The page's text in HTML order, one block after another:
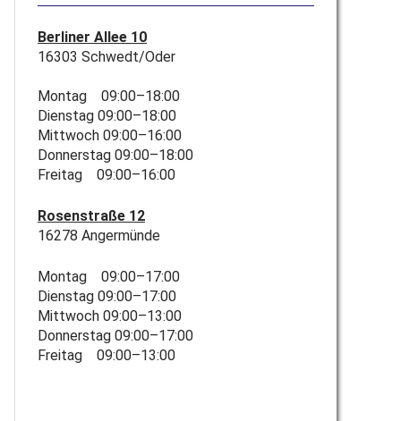
Berliner Allee 10
16303 Schwedt/Oder
Montag 09:00–18:00
Dienstag 09:00–18:00
Mittwoch 09:00–16:00
Donnerstag 09:00–18:00
Freitag 09:00–16:00
Rosenstraße 12
16278 Angermünde
Montag 09:00–17:00
Dienstag 09:00–17:00
Mittwoch 09:00–13:00
Donnerstag 09:00–17:00
Freitag 09:00–13:00